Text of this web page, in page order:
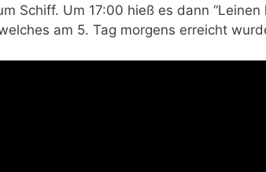
Schiff. Um 17:00 hieß es dann
am 5. Tag morgens erreicht